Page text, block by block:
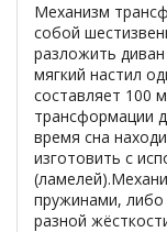
Механизм
собой
разложить
мягкий настил
составляет 100
трансформации
время сна
изготовить с
пружинами,
разной